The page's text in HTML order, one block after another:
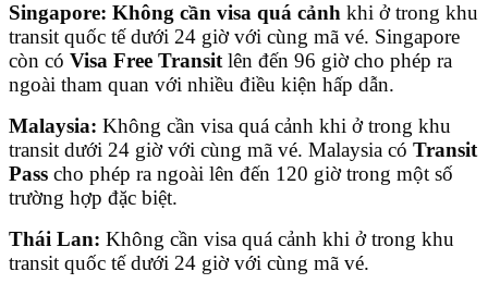
Singapore: Không cần visa quá cảnh khi ở trong khu
transit quốc tế dưới 24 giờ với cùng mã vé. Singapore
còn có Visa Free Transitlên đến 96 giờ cho phép ra
ngoài tham quan với nhiều điều kiện hấp dẫn.
Malaysia: Không cần visa quá cảnh khi ở trong khu
transit dưới 24 giờ với cùng mã vé. Malaysia có Transit
Pass cho phép ra ngoài lên đến 120 giờ trong một số
trường hợp đặc biệt.
Thái Lan: Không cần visa quá cảnh khi ở trong khu
transit quốc tế dưới 24 giờ với cùng mã vé.